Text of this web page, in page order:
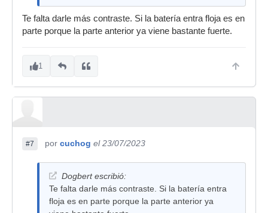
Te falta darle más contraste. Si la batería entra floja es en
parte porque la parte anterior ya viene bastante fuerte.
1
#7 por cuchog el 23/07/2023
Dogbert escribió:
Te falta darle más contraste. Si la batería entra
floja es en parte porque la parte anterior ya